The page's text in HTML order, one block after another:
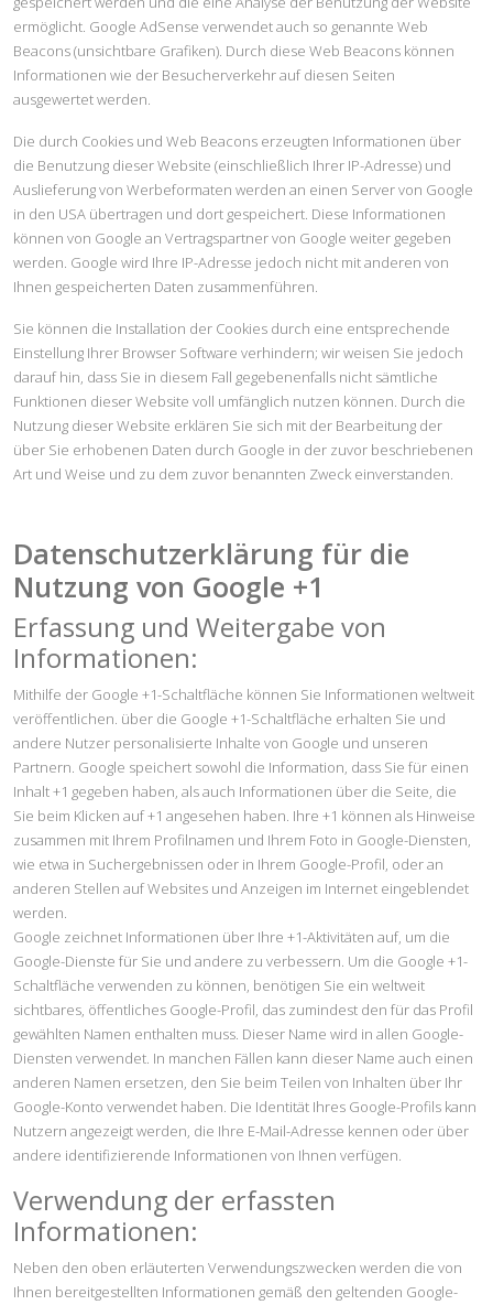
ermöglicht. Google AdSense verwendet auch so genannte Web
Beacons (unsichtbare Grafiken). Durch diese Web Beacons können
Informationen wie der Besucherverkehr auf diesen Seiten
ausgewertet werden.
Die durch Cookies und Web Beacons erzeugten Informationen über
die Benutzung dieser Website (einschließlich Ihrer IP-Adresse) und
Auslieferung von Werbeformaten werden an einen Server von Google
in den USA übertragen und dort gespeichert. Diese Informationen
können von Google an Vertragspartner von Google weiter gegeben
werden. Google wird Ihre IP-Adresse jedoch nicht mit anderen von
Ihnen gespeicherten Daten zusammenführen.
Sie können die Installation der Cookies durch eine entsprechende
Einstellung Ihrer Browser Software verhindern; wir weisen Sie jedoch
darauf hin, dass Sie in diesem Fall gegebenenfalls nicht sämtliche
Funktionen dieser Website voll umfänglich nutzen können. Durch die
Nutzung dieser Website erklären Sie sich mit der Bearbeitung der
über Sie erhobenen Daten durch Google in der zuvor beschriebenen
Art und Weise und zu dem zuvor benannten Zweck einverstanden.
Datenschutzerklärung für die
Nutzung von Google +1
Erfassung und Weitergabe von
Informationen:
Mithilfe der Google +1-Schaltfläche können Sie Informationen weltweit
veröffentlichen. über die Google +1-Schaltfläche erhalten Sie und
andere Nutzer personalisierte Inhalte von Google und unseren
Partnern. Google speichert sowohl die Information, dass Sie für einen
Inhalt +1 gegeben haben, als auch Informationen über die Seite, die
Sie beim Klicken auf +1 angesehen haben. Ihre +1 können als Hinweise
zusammen mit Ihrem Profilnamen und Ihrem Foto in Google-Diensten,
wie etwa in Suchergebnissen oder in Ihrem Google-Profil, oder an
anderen Stellen auf Websites und Anzeigen im Internet eingeblendet
werden.
Google zeichnet Informationen über Ihre +1-Aktivitäten auf, um die
Google-Dienste für Sie und andere zu verbessern. Um die Google +1-
Schaltfläche verwenden zu können, benötigen Sie ein weltweit
sichtbares, öffentliches Google-Profil, das zumindest den für das Profil
gewählten Namen enthalten muss. Dieser Name wird in allen Google-
Diensten verwendet. In manchen Fällen kann dieser Name auch einen
anderen Namen ersetzen, den Sie beim Teilen von Inhalten über Ihr
Google-Konto verwendet haben. Die Identität Ihres Google-Profils kann
Nutzern angezeigt werden, die Ihre E-Mail-Adresse kennen oder über
andere identifizierende Informationen von Ihnen verfügen.
Verwendung der erfassten
Informationen:
Neben den oben erläuterten Verwendungszwecken werden die von
Ihnen bereitgestellten Informationen gemäß den geltenden Google-